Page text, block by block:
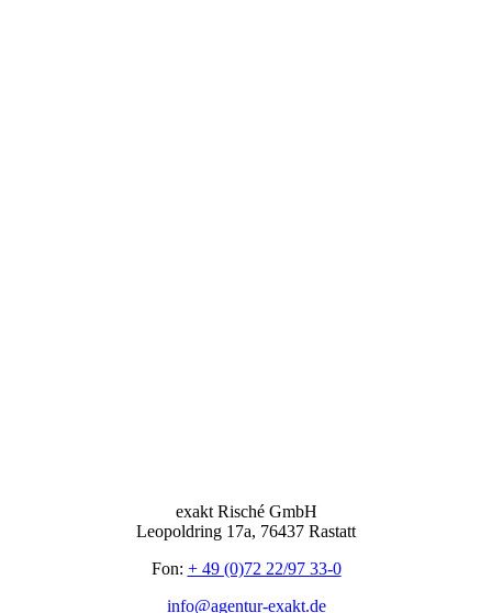
exakt Risché GmbH
Leopoldring 17a, 76437 Rastatt
Fon: + 49 (0)72 22/97 33-0
info@agentur-exakt.de